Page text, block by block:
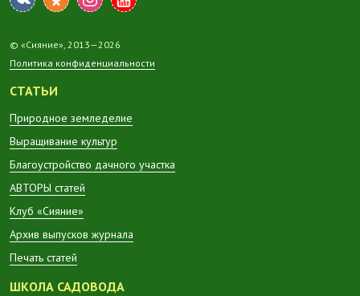
© «Сияние», 2013—2026
Политика конфиденциальности
СТАТЬИ
Природное земледелие
Выращивание культур
Благоустройство дачного участка
АВТОРЫ статей
Клуб «Сияние»
Архив выпусков журнала
Печать статей
ШКОЛА САДОВОДА